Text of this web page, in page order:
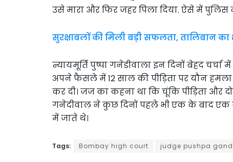
उसे मारा और फिर जहर पिला दिया. ऐसे में
सुरक्षाबलों की मिली बड़ी सफलता, तालिबान का
न्यायमूर्ति पुष्पा गनेडीवाला इन दिनों बेहद
अपने फैसले में 12 साल की पीड़िता पर यौन
कर दी। जज का कहना था कि चूंकि पीड़िता और
गनेदीवाल ने कुछ दिनों पहले भी एक के बाद एक
में जाते थे।
Tags: Bombay high court judge pushpa